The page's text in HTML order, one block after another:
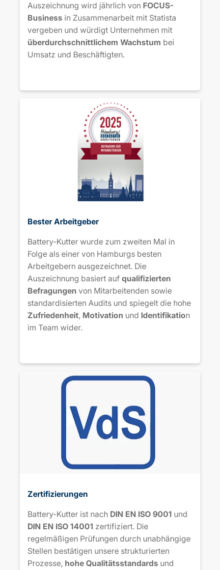
Auszeichnung wird jährlich von FOCUS-
Business in Zusammenarbeit mit Statista
vergeben und würdigt Unternehmen mit
überdurchschnittlichem Wachstum bei
Umsatz und Beschäftigten.
Bester Arbeitgeber
Battery‑Kutter wurde zum zweiten Mal in
Folge als einer von Hamburgs besten
Arbeitgebern ausgezeichnet. Die
Auszeichnung basiert auf qualifizierten
Befragungen von Mitarbeitenden sowie
standardisierten Audits und spiegelt die hohe
Zufriedenheit, Motivation und Identifikation
im Team wider.
Zertifizierungen
Battery-Kutter ist nach DIN EN ISO 9001 und
DIN EN ISO 14001 zertifiziert. Die
regelmäßigen Prüfungen durch unabhängige
Stellen bestätigen unsere strukturierten
Prozesse, hohe Qualitätsstandards und